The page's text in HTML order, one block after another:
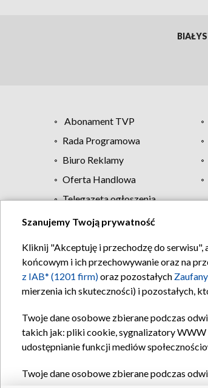
Abonament TVP
Rada Programowa
Biuro Reklamy
Oferta Handlowa
Telegazeta ogłoszenia
Szanujemy Twoją prywatność
Kliknij "Akceptuję i przechodzę do
końcowym i ich przechowywanie oraz na
z IAB* (1201 firm)oraz pozostałych
mierzenia ich skuteczności) i pozostałych,
Twoje dane osobowe zbierane podczas
takich jak: pliki cookie, sygnalizatory WWW
udostępnianie funkcji mediów
Twoje dane osobowe zbierane podczas